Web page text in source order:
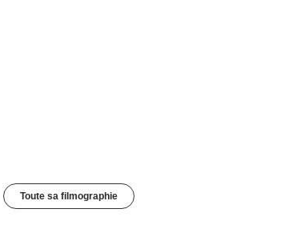
Toute sa filmographie